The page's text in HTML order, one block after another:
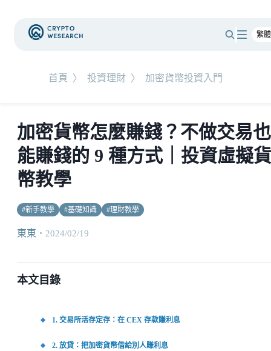
首頁 〉 投資理財 〉 加密貨幣投資入門
加密貨幣怎麼賺錢？不做交易也
能賺錢的 9 種方式｜投資虛擬貨
幣教學
#新手教學 #基礎知識 #理財教學
東東 ・ 2024/02/19
本文目錄
1. 交易所活存定存：在 CEX 存款賺利息
2. 放貸：把加密貨幣借給別人賺利息